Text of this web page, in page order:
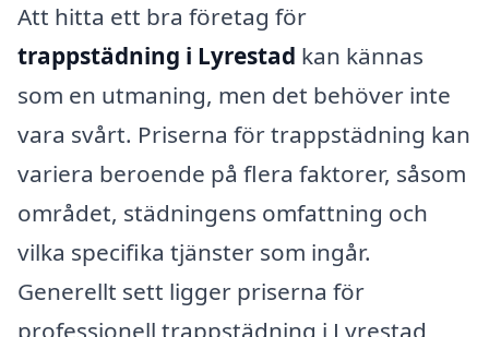
Att hitta ett bra företag för
trappstädning i Lyrestad kan kännas
som en utmaning, men det behöver inte
vara svårt. Priserna för trappstädning kan
variera beroende på flera faktorer, såsom
området, städningens omfattning och
vilka specifika tjänster som ingår.
Generellt sett ligger priserna för
professionell trappstädning i Lyrestad